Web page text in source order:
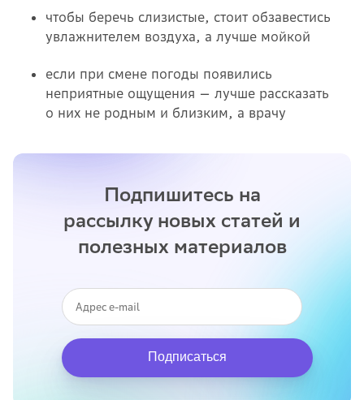
чтобы беречь слизистые, стоит обзавестись
увлажнителем воздуха, а лучше мойкой
если при смене погоды появились
неприятные ощущения — лучше рассказать
о них не родным и близким, а врачу
Подпишитесь на
рассылку новых статей и
полезных материалов
Подписаться